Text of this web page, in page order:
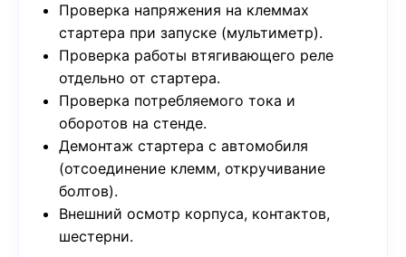
Проверка напряжения на клеммах
стартера при запуске (мультиметр).
Проверка работы втягивающего реле
отдельно от стартера.
Проверка потребляемого тока и
оборотов на стенде.
Демонтаж стартера с автомобиля
(отсоединение клемм, откручивание
болтов).
Внешний осмотр корпуса, контактов,
шестерни.